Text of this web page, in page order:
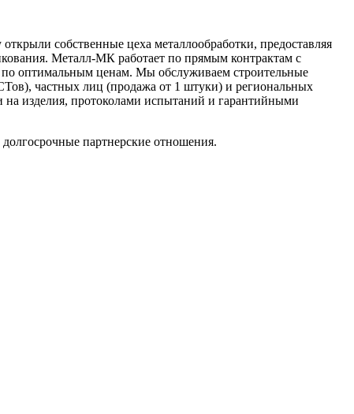
собственные цеха металлообработки, предоставляя
Металл-МК работает по прямым контрактам с
по оптимальным ценам. Мы обслуживаем строительные
частных лиц (продажа от 1 штуки) и региональных
изделия, протоколами испытаний и гарантийными
партнерские отношения.